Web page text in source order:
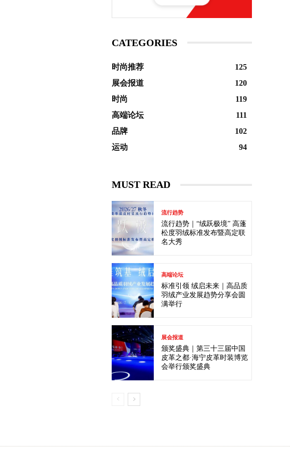
CATEGORIES
时尚推荐
125
展会报道
120
时尚
119
高端论坛
111
品牌
102
运动
94
MUST READ
流行趋势
流行趋势｜“绒跃极境” 高蓬
松度羽绒标准发布暨高定联
名大秀
高端论坛
标准引领 绒启未来｜高品质
羽绒产业发展趋势分享会圆
满举行
展会报道
颁奖盛典｜第三十三届中国
皮革之都·海宁皮革时装博览
会举行颁奖盛典